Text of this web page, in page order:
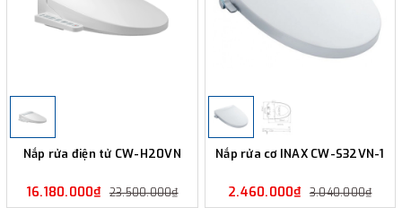
Nắp rửa điện tử CW-H20VN
16.180.000₫ 23.500.000₫
Nắp rửa cơ INAX CW-S32VN-1
2.460.000₫ 3.040.000₫